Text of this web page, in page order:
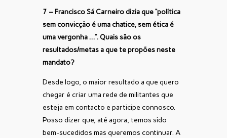
7 – Francisco Sá Carneiro dizia que “política
sem convicção é uma chatice, sem ética é
uma vergonha …”. Quais são os
resultados/metas a que te propões neste
mandato?
Desde logo, o maior resultado a que quero
chegar é criar uma rede de militantes que
esteja em contacto e participe connosco.
Posso dizer que, até agora, temos sido
bem-sucedidos mas queremos continuar. A